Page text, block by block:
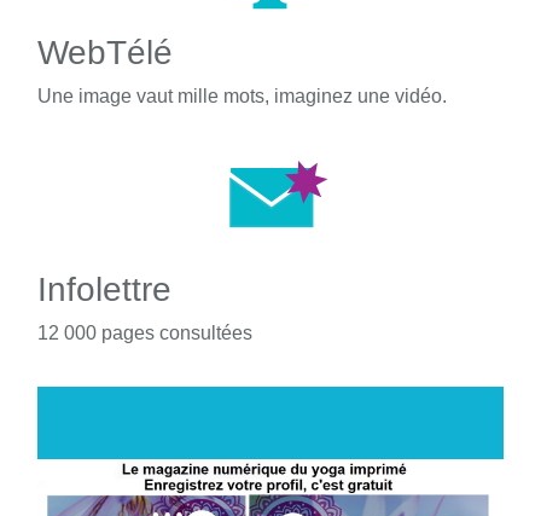
WebTélé
Une image vaut mille mots, imaginez une vidéo.
Infolettre
12 000 pages consultées